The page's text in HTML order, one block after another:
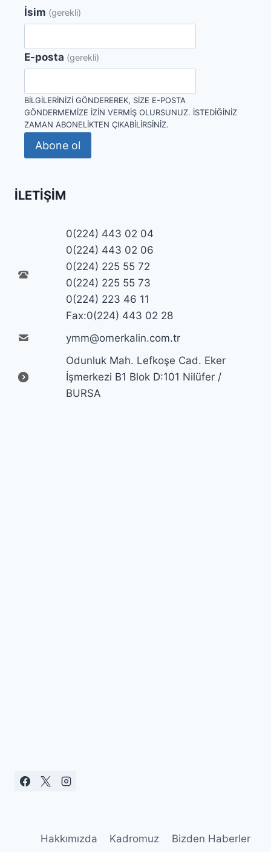
İsim (gerekli)
E-posta (gerekli)
BILGILERINIZI GÖNDEREREK, SIZE E-POSTA
GÖNDERMEMIZE IZIN VERMIŞ OLURSUNUZ. İSTEDIĞINIZ
ZAMAN ABONELIKTEN ÇIKABILIRSINIZ.
Abone ol
İLETIŞIM
0(224) 443 02 04
0(224) 443 02 06
0(224) 225 55 72
0(224) 225 55 73
0(224) 223 46 11
Fax:0(224) 443 02 28
ymm@omerkalin.com.tr
Odunluk Mah. Lefkoşe Cad. Eker
İşmerkezi B1 Blok D:101 Nilüfer /
BURSA
Hakkımızda Kadromuz Bizden Haberler